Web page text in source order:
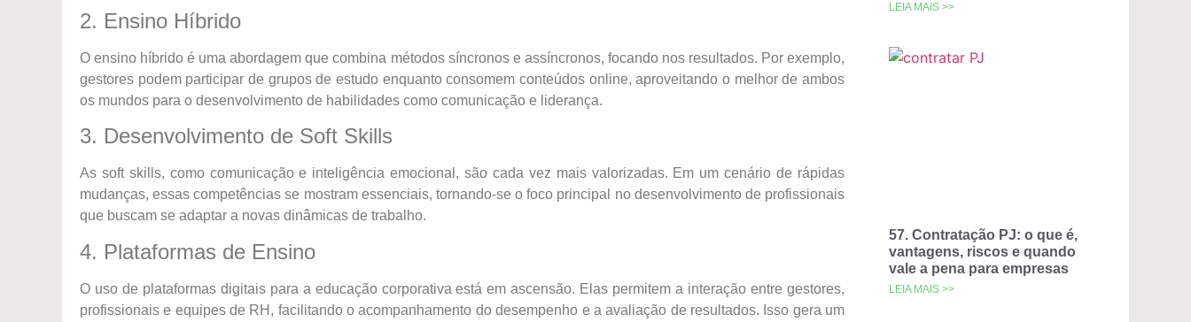
2. Ensino Híbrido
O ensino híbrido é uma abordagem que combina métodos síncronos e assíncronos, focando nos resultados. Por exemplo,
gestores podem participar de grupos de estudo enquanto consomem conteúdos online, aproveitando o melhor de ambos
os mundos para o desenvolvimento de habilidades como comunicação e liderança.
3. Desenvolvimento de Soft Skills
As soft skills, como comunicação e inteligência emocional, são cada vez mais valorizadas. Em um cenário de rápidas
mudanças, essas competências se mostram essenciais, tornando-se o foco principal no desenvolvimento de profissionais
que buscam se adaptar a novas dinâmicas de trabalho.
4. Plataformas de Ensino
O uso de plataformas digitais para a educação corporativa está em ascensão. Elas permitem a interação entre gestores,
profissionais e equipes de RH, facilitando o acompanhamento do desempenho e a avaliação de resultados. Isso gera um
LEIA MAIS >>
57. Contratação PJ: o que é,
vantagens, riscos e quando
vale a pena para empresas
LEIA MAIS >>